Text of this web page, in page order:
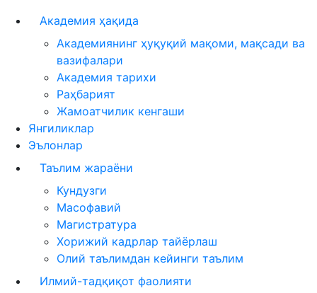
Академия ҳақида
Академиянинг ҳуқуқий мақоми, мақсади ва
вазифалари
Академия тарихи
Раҳбарият
Жамоатчилик кенгаши
Янгиликлар
Эълонлар
Таълим жараёни
Кундузги
Масофавий
Магистратура
Хорижий кадрлар тайёрлаш
Олий таълимдан кейинги таълим
Илмий-тадқиқот фаолияти